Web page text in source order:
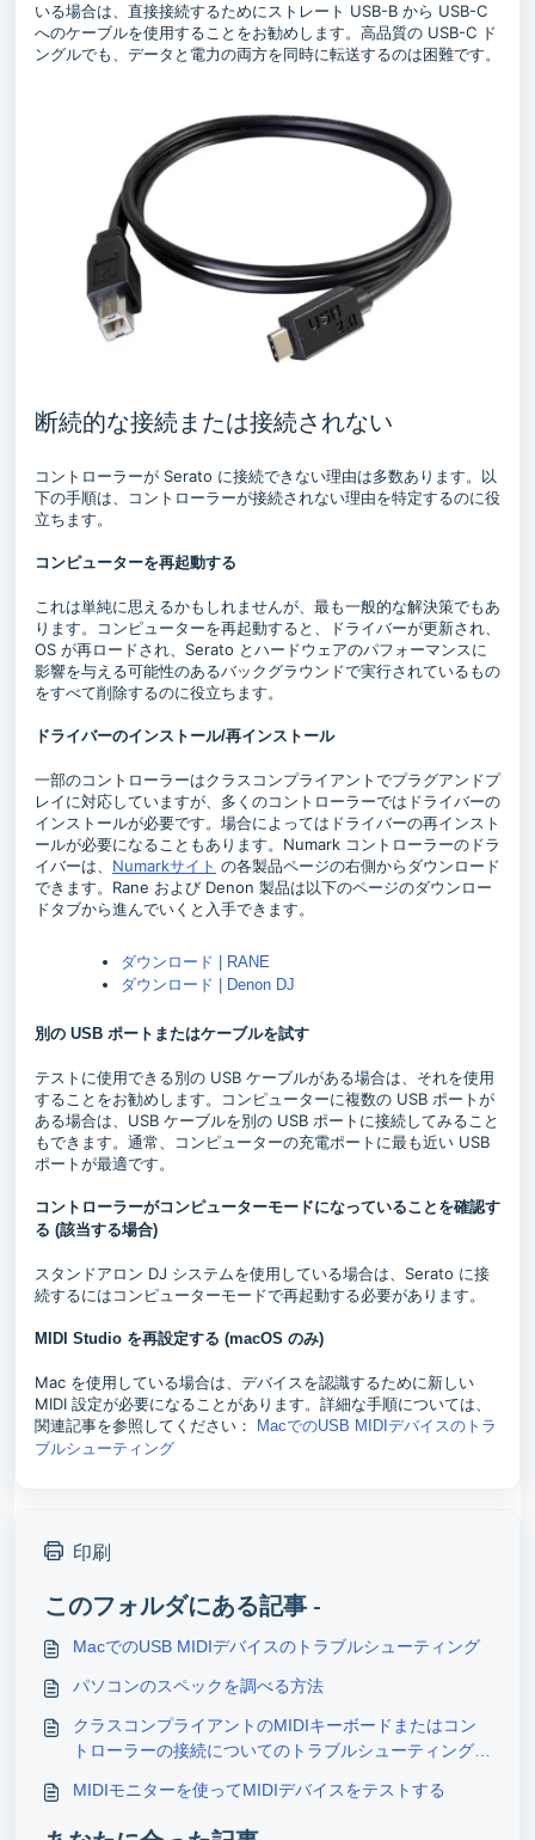
いる場合は、直接接続するためにストレート USB-B から USB-C
へのケーブルを使用することをお勧めします。高品質の USB-C ド
ングルでも、データと電力の両方を同時に転送するのは困難です。
断続的な接続または接続されない
コントローラーが Serato に接続できない理由は多数あります。以
下の手順は、コントローラーが接続されない理由を特定するのに役
立ちます。
コンピューターを再起動する
これは単純に思えるかもしれませんが、最も一般的な解決策でもあ
ります。コンピューターを再起動すると、ドライバーが更新され、
OS が再ロードされ、Serato とハードウェアのパフォーマンスに
影響を与える可能性のあるバックグラウンドで実行されているもの
をすべて削除するのに役立ちます。
ドライバーのインストール/再インストール
一部のコントローラーはクラスコンプライアントでプラグアンドプ
レイに対応していますが、多くのコントローラーではドライバーの
インストールが必要です。場合によってはドライバーの再インスト
ールが必要になることもあります。Numark コントローラーのドラ
イバーは、 Numarkサイト の各製品ページの右側からダウンロード
できます。Rane および Denon 製品は以下のページのダウンロー
ドタブから進んでいくと入手できます。
ダウンロード | RANE
ダウンロード | Denon DJ
別の USB ポートまたはケーブルを試す
テストに使用できる別の USB ケーブルがある場合は、それを使用
することをお勧めします。コンピューターに複数の USB ポートが
ある場合は、USB ケーブルを別の USB ポートに接続してみること
もできます。通常、コンピューターの充電ポートに最も近い USB
ポートが最適です。
コントローラーがコンピューターモードになっていることを確認す
る (該当する場合)
スタンドアロン DJ システムを使用している場合は、Serato に接
続するにはコンピューターモードで再起動する必要があります。
MIDI Studio を再設定する (macOS のみ)
Mac を使用している場合は、デバイスを認識するために新しい
MIDI 設定が必要になることがあります。詳細な手順については、
関連記事を参照してください：
MacでのUSB MIDIデバイスのトラ
ブルシューティング
印刷
このフォルダにある記事 -
MacでのUSB MIDIデバイスのトラブルシューティング
パソコンのスペックを調べる方法
クラスコンプライアントのMIDIキーボードまたはコン
トローラーの接続についてのトラブルシューティング方
MIDIモニターを使ってMIDIデバイスをテストする